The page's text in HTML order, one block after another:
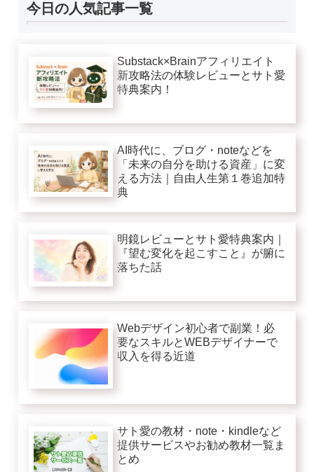
今日の人気記事一覧
Substack×Brainアフィリエイト
新攻略法の体験レビューとサト愛
特典案内！
AI時代に、ブログ・noteなどを
「未来の自分を助ける資産」に変
える方法｜自由人生第１巻追加特
典
明鏡レビューとサト愛特典案内｜
『望む変化を起こすこと』が腑に
落ちた話
Webデザイン初心者で副業！必
要なスキルとWEBデザイナーで
収入を得る近道
サト愛の教材・note・kindleなど
提供サービスやお勧め教材一覧ま
とめ